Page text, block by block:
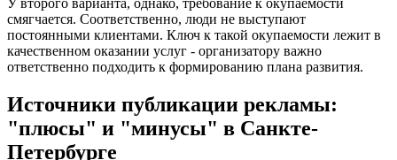
У второго варианта, однако, требование к окупаемости
смягчается. Соответственно, люди не выступают
постоянными клиентами. Ключ к такой окупаемости лежит в
качественном оказании услуг - организатору важно
ответственно подходить к формированию плана развития.
Источники публикации рекламы:
"плюсы" и "минусы" в Санкте-
Петербурге